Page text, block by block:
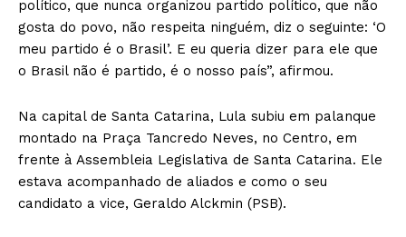
político, que nunca organizou partido político, que não
gosta do povo, não respeita ninguém, diz o seguinte: ‘O
meu partido é o Brasil’. E eu queria dizer para ele que
o Brasil não é partido, é o nosso país”, afirmou.
Na capital de Santa Catarina, Lula subiu em palanque
montado na Praça Tancredo Neves, no Centro, em
frente à Assembleia Legislativa de Santa Catarina. Ele
estava acompanhado de aliados e como o seu
candidato a vice, Geraldo Alckmin (PSB).